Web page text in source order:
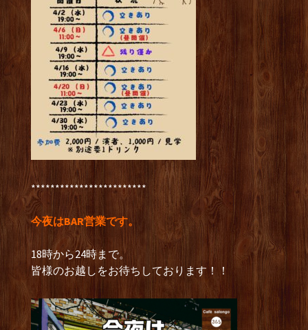
************************
今夜はBAR営業です。
18時から24時まで。
皆様のお越しをお待ちしております！！